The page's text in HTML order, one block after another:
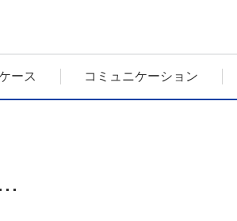
ース コミュニケーション